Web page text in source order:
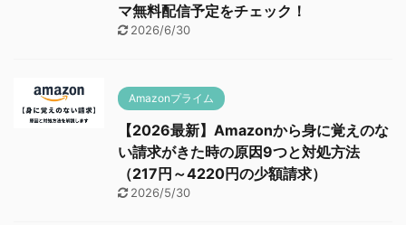
マ無料配信予定をチェック！
2026/6/30
Amazonプライム
【2026最新】Amazonから身に覚えのな
い請求がきた時の原因9つと対処方法
（217円～4220円の少額請求）
2026/5/30